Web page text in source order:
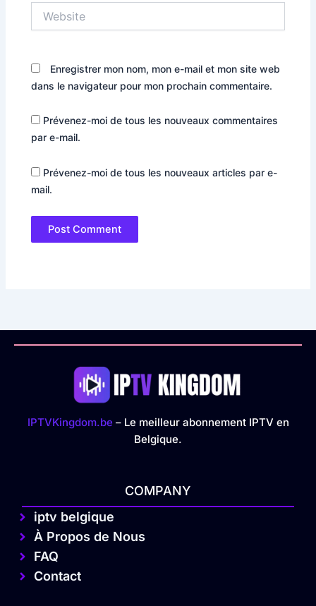
Enregistrer mon nom, mon e-mail et mon site web
dans le navigateur pour mon prochain commentaire.
Prévenez-moi de tous les nouveaux commentaires
par e-mail.
Prévenez-moi de tous les nouveaux articles par e-
mail.
IPTVKingdom.be – Le meilleur abonnement IPTV en
Belgique.
COMPANY
iptv belgique
À Propos de Nous
FAQ
Contact